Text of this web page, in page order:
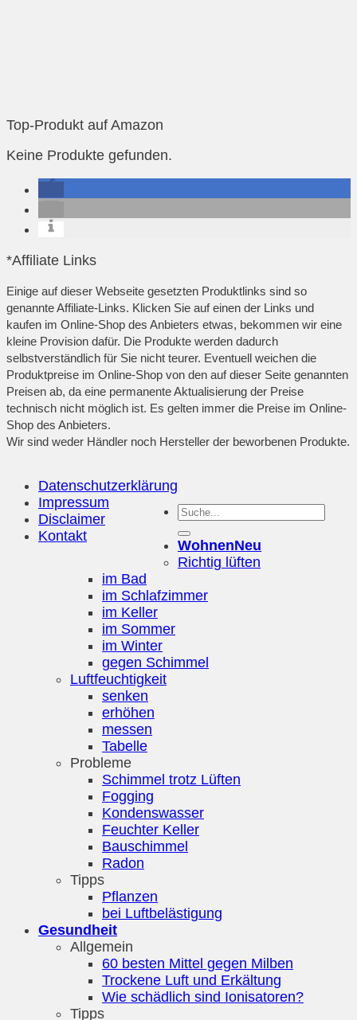
Top-Produkt auf Amazon
Keine Produkte gefunden.
*Affiliate Links
Einige auf dieser Webseite gesetzten Produktlinks sind so
genannte Affiliate-Links. Klicken Sie auf einen der Links und
kaufen im Online-Shop des Anbieters etwas, bekommen wir eine
kleine Provision dafür. Die Produkte werden dadurch
selbstverständlich für Sie nicht teurer. Eventuell weichen die
Produktpreise im Online-Shop von den auf dieser Seite genannten
Preisen ab, da eine permanente Aktualisierung der Preise
technisch nicht möglich ist. Es gelten immer die Preise im Online-
Shop des Anbieters.
Wir sind weder Händler noch Hersteller der beworbenen Produkte.
Datenschutzerklärung
Impressum
Disclaimer
Kontakt
Wohnen
Richtig lüften
im Bad
im Schlafzimmer
im Keller
im Sommer
im Winter
gegen Schimmel
Luftfeuchtigkeit
senken
erhöhen
messen
Tabelle
Probleme
Schimmel trotz Lüften
Fogging
Kondenswasser
Feuchter Keller
Bauschimmel
Radon
Tipps
Pflanzen
bei Luftbelästigung
Gesundheit
Allgemein
60 besten Mittel gegen Milben
Trockene Luft und Erkältung
Wie schädlich sind Ionisatoren?
Tipps